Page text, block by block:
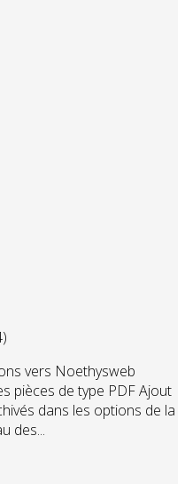
vers Noethysweb
pièces de type PDF Ajout
dans les options de la
des...